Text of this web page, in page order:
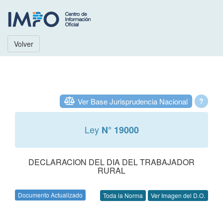
Volver
?
Ver Base Jurisprudencia Nacional
Ley N° 19000
DECLARACION DEL DIA DEL TRABAJADOR
RURAL
Documento Actualizado Toda la Norma Ver Imagen del D.O.